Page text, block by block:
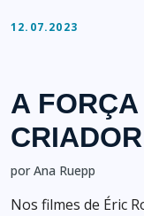
12.07.2023
A
CRIADOR
por Ana Ruepp
Nos filmes de Éric